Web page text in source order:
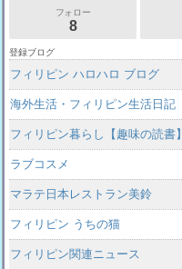
フォロー
8
登録ブログ
フィリピン ハロハロ ブログ
海外生活・フィリピン生活日記
フィリピン暮らし【趣味の読書】
ラブコスメ
マラテ日本レストラン美鈴
フィリピン うちの猫
フィリピン関連ニュース